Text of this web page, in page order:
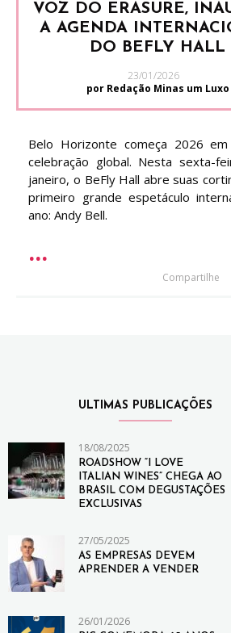
VOZ DO ERASURE,
A AGENDA
DO BEFLY HALL
23/01/2026
por Redação Minas um Luxo
Belo Horizonte começa 2026
celebração global. Nesta sexta-
janeiro, o BeFly Hall abre suas
primeiro grande espetáculo
ano: Andy Bell.
Compartilhe
ULTIMAS PUBLICAÇÕES
18/08/2025
ROADSHOW “I LOVE
ITALIAN WINES” CHEGA AO
BRASIL COM DEGUSTAÇÕES
EXCLUSIVAS
27/05/2025
AS EMPRESAS DEVEM
APRENDER A VENDER
26/01/2026